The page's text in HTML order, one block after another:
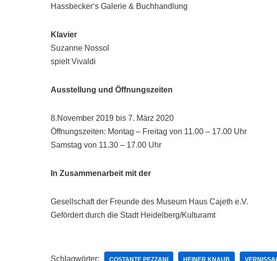
Hassbecker‘s Galerie & Buchhandlung
Klavier
Suzanne Nossol
spielt Vivaldi
Ausstellung und Öffnungszeiten
8.November 2019 bis 7. März 2020
Öffnungszeiten: Montag – Freitag von 11.00 – 17.00 Uhr
Samstag von 11.30 – 17.00 Uhr
In Zusammenarbeit mit der
Gesellschaft der Freunde des Museum Haus Cajeth e.V.
Gefördert durch die Stadt Heidelberg/Kulturamt
Schlagwörter: COSTANTE PEZZANI HEINER KNAUB